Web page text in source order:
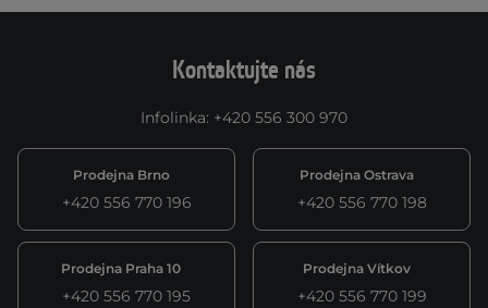
Kontaktujte nás
Infolinka: +420 556 300 970
Prodejna Brno
+420 556 770 196
Prodejna Ostrava
+420 556 770 198
Prodejna Praha 10
+420 556 770 195
Prodejna Vítkov
+420 556 770 199